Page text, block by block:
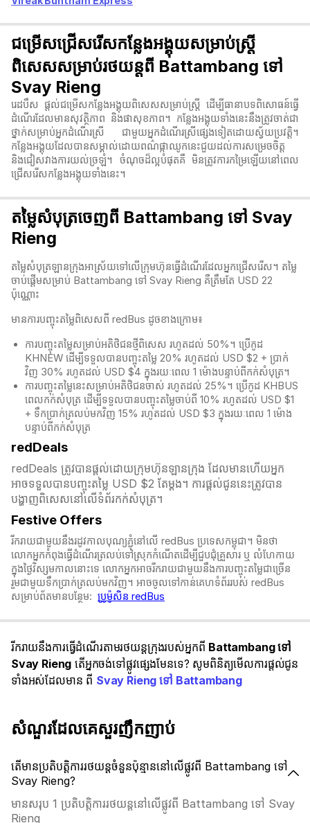
ជម្រើសជ្រើសរើសកន្លែងអង្គុយសម្រាប់ស្ត្រី
ពិសេសសម្រាប់រថយន្តពី Battambang ទៅ
Svay Rieng
រេដបឹស ផ្តល់ជម្រើសកន្លែងអង្គុយពិសេសសម្រាប់ស្ត្រី ដើម្បីធានាបទពិសោធន៍ធ្វើ
ដំណើរដែលមានសុវត្ថិភាព និងផាសុខភាព។ កន្លែងអង្គុយទាំងនេះនឹងត្រូវចាត់ជា
ថ្នាក់សម្រាប់អ្នកដំណើរស្រី ជាមួយអ្នកដំណើរស្រីផ្សេងទៀតដោយស្វ័យប្រវត្តិ។
កន្លែងអង្គុយដែលបានសម្គាល់ដោយពណ៌ផ្កាឈូកនេះជួយដល់ការសម្រេចចិត្ត
និងជៀសវាងការយល់ច្រឡំ។ ចំណុចដ៏ល្អបំផុតគឺ មិនត្រូវការកម្រៃឡើយនៅពេល
ជ្រើសរើសកន្លែងអង្គុយទាំងនេះ។
តម្លៃសំបុត្រចេញពី Battambang ទៅ Svay
Rieng
តម្លៃសំបុត្រឡានក្រុងអាស្រ័យទៅលើក្រុមហ៊ុនធ្វើដំណើរដែលអ្នកជ្រើសរើស។ តម្លៃ
ចាប់ផ្តើមសម្រាប់ Battambang ទៅ Svay Rieng គឺត្រឹមតែ USD 22
ប៉ុណ្ណោះ
មានការបញ្ចុះតម្លៃពិសេសពី redBus ដូចខាងក្រោម៖
ការបញ្ចុះតម្លៃសម្រាប់អតិថិជនថ្មីពិសេស រហូតដល់ 50%។ ប្រើកូដ
KHNEW ដើម្បីទទួលបានបញ្ចុះតម្លៃ 20% រហូតដល់ USD $2 + ប្រាក់
វិញ 30% រហូតដល់ USD $4 ក្នុងរយៈពេល 1 ម៉ោងបន្ទាប់ពីកក់សំបុត្រ។
ការបញ្ចុះតម្លៃនេះសម្រាប់អតិថិជនចាស់ រហូតដល់ 25%។ ប្រើកូដ KHBUS
ពេលកក់សំបុត្ រ ដើម្បីទទួលបានបញ្ចុះតម្លៃចាប់ពី 10% រហូតដល់ USD $1
+ ទឹកប្រាក់ត្រលប់មកវិញ 15% រហូតដល់ USD $3 ក្នុងរយៈពេល 1 ម៉ោង
បន្ទាប់ពីកក់សំបុត្
redDeals
redDeals ត្រូវបានផ្តល់ដោយក្រុមហ៊ុនឡានក្រុង ដែលមានហើយអ្នក
អាចទទួលបានបញ្ចុះតម្លៃ USD $2 តែម្ដង។ ការផ្តល់ជូននេះត្រូវបាន
បង្ហាញពិសេសនៅលើទំព័រកក់សំបុត្រ។​​
Festive Offers
រីករាយជាមួយនឹងរដូវកាលបុណ្យភ្ជុំ​នៅលើ redBus ប្រទេសកម្ពុជា។ មិនថា
លោកអ្នកកំពុងធ្វើដំណើរត្រលប់ទៅស្រុកកំណើតដើម្បីជួបជុំគ្រួសារ ឬ លំហែកាយ
ក្នុងថ្ងៃវិស្សមកាលនោះទេ លោកអ្នកអាចរីករាយជាមួយនឹងការបញ្ចុះតម្លៃជាច្រើន
រួមជាមួយទឹកប្រាក់ត្រលប់មកវិញ។ អាចចូលទៅកាន់គេហទំព័ររបស់ redBus
សម្រាប់ព័តមានបន្ថែម: ប្រូម៉ូសិន redBus
រីករាយនឹងការធ្វើដំណើរតាមរថយន្តក្រុងរបស់អ្នកពី Battambang ទៅ
Svay Rieng តើអ្នកចង់ទៅផ្លូវផ្សេងមែនទេ? សូមពិនិត្យមើលការផ្តល់ជូន
ទាំងអស់ដែលមាន ពី Svay Rieng ទៅ Battambang
សំណួរដែលគេសួរញឹកញាប់
តើមានប្រតិបត្តិការរថយន្តចំនួនប៉ុន្មាននៅលើផ្លូវពី Battambang ទៅ
Svay Rieng?
មានសរុប 1 ប្រតិបត្តិការរថយន្តនៅលើផ្លូវពី Battambang ទៅ Svay
Rieng